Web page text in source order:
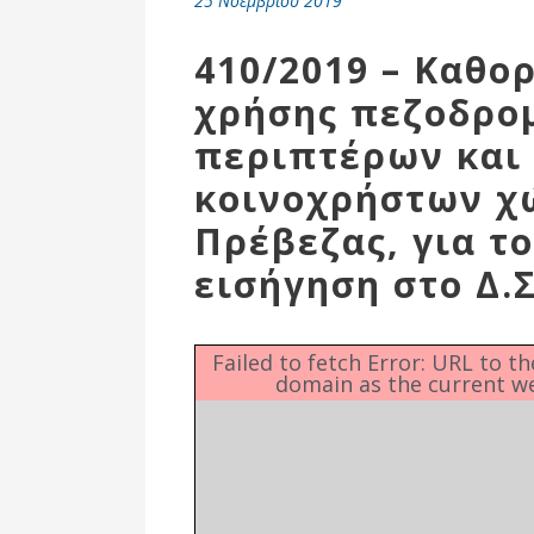
Ενότητες
Αθλητικές
410/2019 –
χρήσης
περιπτέρων
κοινοχρήστων
Πρέβεζας, για
εισήγηση στο
Failed to fetch Error: URL to
domain as the current